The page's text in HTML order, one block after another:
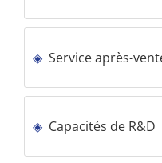
Service après-
Capacités de R&D